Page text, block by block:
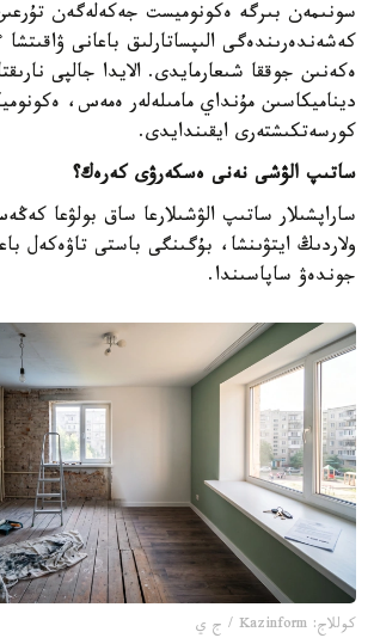
سونىمەن بىرگە ەكونوميست جەكەلەگەن
كەشەندەرىندەگى الىپساتارلىق باعانى
ەكەنىن جوققا شىعارمايدى. الايدا جالپى
ديناميكاسىن مۇنداي مامىلەلەر ەمەس،
كورسەتكىشتەرى ايقىندايدى.
ساتىپ الۋشى نەنى ەسكەرۋى كەرەك؟
ساراپشىلار ساتىپ الۋشىلارعا ساق بولۋعا
ولاردىڭ ايتۋىنشا، بۇگىنگى باستى تاۋەكەل
جوندەۋ ساپاسىندا.
كوللاج: Kazinform / ج ي